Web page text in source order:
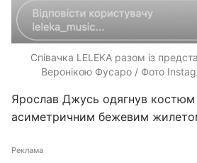
Співачка LELEKA разом із
Веронікою Фусаро / Фото
Ярослав Джусь одягнув костюм
асиметричним бежевим
Реклама